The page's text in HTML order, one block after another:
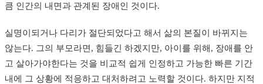
큼 인간의 내면과 관계된 장애인 것이다.
실명이되거나 다리가 절단되었다고 해서 삶의 본질이 바뀌지는
않는다. 그의 부모라면, 힘들긴 하겠지만, 아이를 위해, 장애를 안
고 살아가야한다는 것을 비교적 쉽게 인정하고 가능한 빠른 기간
내에 그 상황에 적응하고 대처하려고 노력할 것이다. 하지만 지적